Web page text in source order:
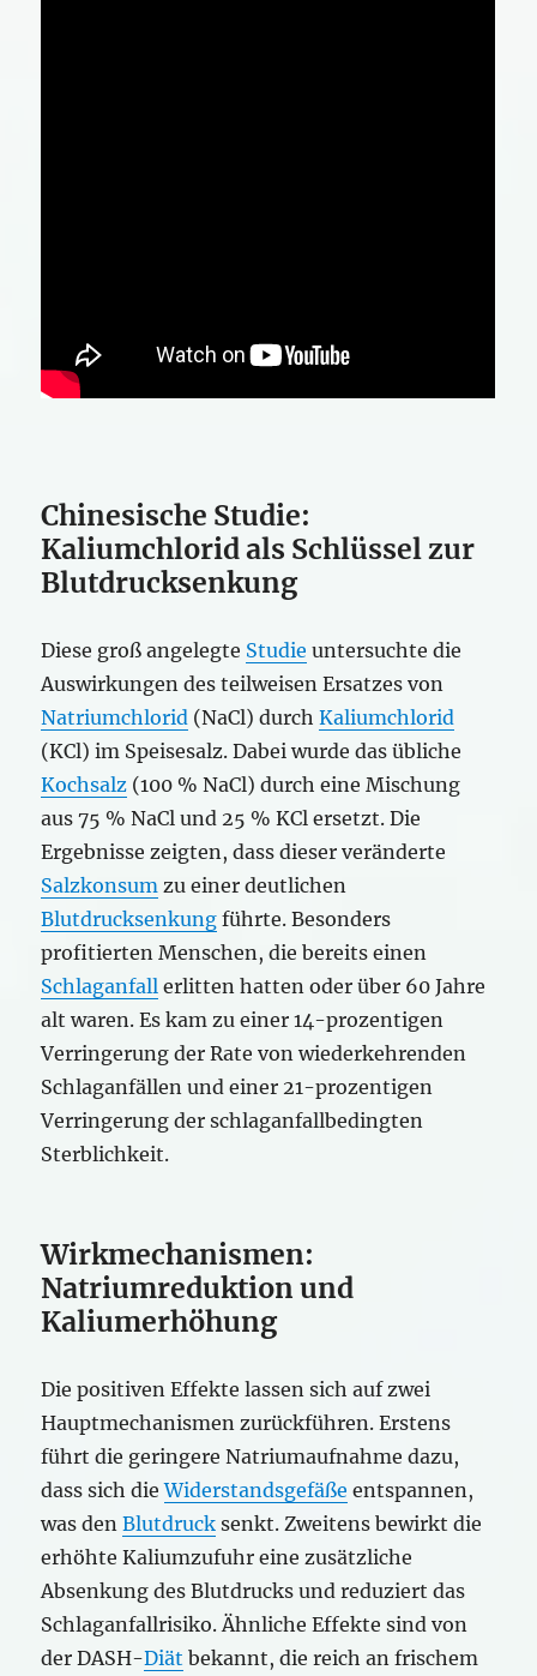
Chinesische Studie:
Kaliumchlorid als Schlüssel zur
Blutdrucksenkung
Diese groß angelegte Studie untersuchte die
Auswirkungen des teilweisen Ersatzes von
Natriumchlorid (NaCl) durchKaliumchlorid
(KCl) im Speisesalz. Dabei wurde das übliche
Kochsalz (100 % NaCl) durch eine Mischung
aus 75 % NaCl und 25 % KCl ersetzt. Die
Ergebnisse zeigten, dass dieser veränderte
Salzkonsum zu einer deutlichen
Blutdrucksenkung führte. Besonders
profitierten Menschen, die bereits einen
Schlaganfall erlitten hatten oder über 60 Jahre
alt waren. Es kam zu einer 14-prozentigen
Verringerung der Rate von wiederkehrenden
Schlaganfällen und einer 21-prozentigen
Verringerung der schlaganfallbedingten
Sterblichkeit.
Wirkmechanismen:
Natriumreduktion und
Kaliumerhöhung
Die positiven Effekte lassen sich auf zwei
Hauptmechanismen zurückführen. Erstens
führt die geringere Natriumaufnahme dazu,
dass sich dieWiderstandsgefäße entspannen,
was denBlutdruck senkt. Zweitens bewirkt die
erhöhte Kaliumzufuhr eine zusätzliche
Absenkung des Blutdrucks und reduziert das
Schlaganfallrisiko. Ähnliche Effekte sind von
der DASH-Diät bekannt, die reich an frischem